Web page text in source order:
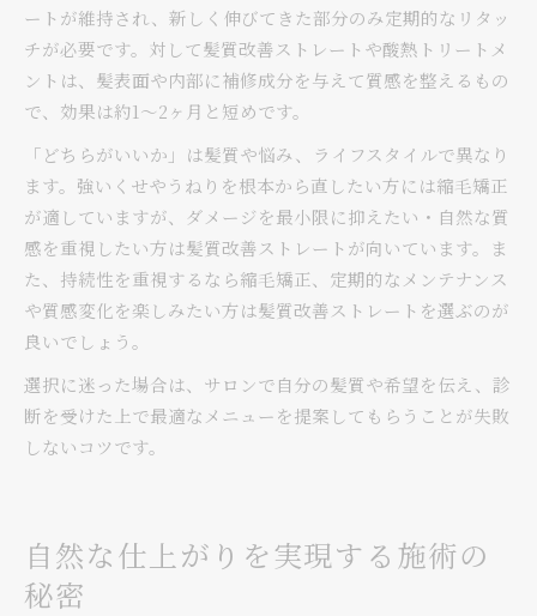
ートが維持され、新しく伸びてきた部分のみ定期的なリタッ
チが必要です。対して髪質改善ストレートや酸熱トリートメ
ントは、髪表面や内部に補修成分を与えて質感を整えるもの
で、効果は約1〜2ヶ月と短めです。
「どちらがいいか」は髪質や悩み、ライフスタイルで異なり
ます。強いくせやうねりを根本から直したい方には縮毛矯正
が適していますが、ダメージを最小限に抑えたい・自然な質
感を重視したい方は髪質改善ストレートが向いています。ま
た、持続性を重視するなら縮毛矯正、定期的なメンテナンス
や質感変化を楽しみたい方は髪質改善ストレートを選ぶのが
良いでしょう。
選択に迷った場合は、サロンで自分の髪質や希望を伝え、診
断を受けた上で最適なメニューを提案してもらうことが失敗
しないコツです。
自然な仕上がりを実現する施術の
秘密